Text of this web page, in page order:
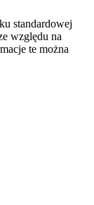
standardowej
względu na
te można